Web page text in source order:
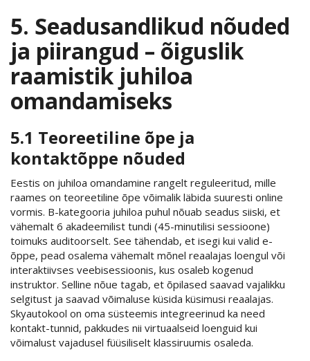
5. Seadusandlikud nõuded
ja piirangud – õiguslik
raamistik juhiloa
omandamiseks
5.1 Teoreetiline õpe ja
kontaktõppe nõuded
Eestis on juhiloa omandamine rangelt reguleeritud, mille
raames on teoreetiline õpe võimalik läbida suuresti online
vormis. B-kategooria juhiloa puhul nõuab seadus siiski, et
vähemalt 6 akadeemilist tundi (45-minutilisi sessioone)
toimuks auditoorselt. See tähendab, et isegi kui valid e-
õppe, pead osalema vähemalt mõnel reaalajas loengul või
interaktiivses veebisessioonis, kus osaleb kogenud
instruktor. Selline nõue tagab, et õpilased saavad vajalikku
selgitust ja saavad võimaluse küsida küsimusi reaalajas.
Skyautokool on oma süsteemis integreerinud ka need
kontakt-tunnid, pakkudes nii virtuaalseid loenguid kui
võimalust vajadusel füüsiliselt klassiruumis osaleda.